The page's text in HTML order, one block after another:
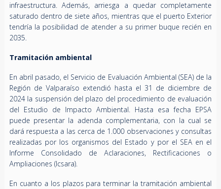
infraestructura. Además, arriesga a quedar completamente
saturado dentro de siete años, mientras que el puerto Exterior
tendría la posibilidad de atender a su primer buque recién en
2035.
Tramitación ambiental
En abril pasado, el Servicio de Evaluación Ambiental (SEA) de la
Región de Valparaíso extendió hasta el 31 de diciembre de
2024 la suspensión del plazo del procedimiento de evaluación
del Estudio de Impacto Ambiental. Hasta esa fecha EPSA
puede presentar la adenda complementaria, con la cual se
dará respuesta a las cerca de 1.000 observaciones y consultas
realizadas por los organismos del Estado y por el SEA en el
Informe Consolidado de Aclaraciones, Rectificaciones o
Ampliaciones (lcsara).
En cuanto a los plazos para terminar la tramitación ambiental